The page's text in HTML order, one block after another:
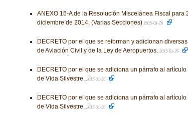
ANEXO 16-A de la Resolución Miscelánea Fiscal para
diciembre de 2014. (Varias Secciones) 2015-01-26
DECRETO por el que se reforman y adicionan
de Aviación Civil y de la Ley de Aeropuertos. 2015-01-26
DECRETO por el que se adiciona un párrafo al
de Vida Silvestre. 2015-01-26
DECRETO por el que se adiciona un párrafo al
de Vida Silvestre. 2015-01-26